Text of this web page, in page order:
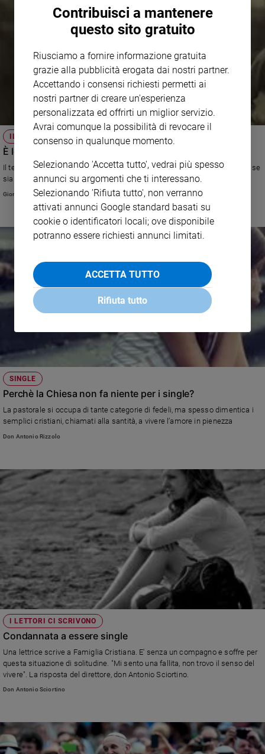
Pubblicità
Redazione
IL TEOLOGO
È lecita l’intimità fisica tra coniugi anziani?
Il teologo Giordano Muraro risponde alla lettera di una coppia che chiede se
sia moralmente lecito il gesto dell’intimità fisica quando si è anziani
Giordano Muraro
SINGLE
Perchè la Chiesa non fa niente per i single?
La pastorale si occupa di tante categorie di fedeli, ma spesso dimentica i
semplici cristiani, chiamati alla santità, a vivere l’amore in pienezza
Don Antonio Rizzolo
I LETTORI CI SCRIVONO
Condannata a essere single
Una lettrice scrive a Famiglia Cristiana. E' senza un compagno e soffre per
questa situazione di solitudine. "Mi sento una fallita, non trovo il senso del
vivere". La risposta del direttore, don Antonio Sciortino.
Don Antonio Sciortino
Contribuisci a mantenere
questo sito gratuito
Riusciamo a fornire informazione gratuita
grazie alla pubblicità erogata dai nostri partner.
Accettando i consensi richiesti permetti ai
nostri partner di creare un'esperienza
personalizzata ed offrirti un miglior servizio.
Avrai comunque la possibilità di revocare il
consenso in qualunque momento.
Selezionando 'Accetta tutto', vedrai più spesso
annunci su argomenti che ti interessano.
Selezionando 'Rifiuta tutto', non verranno
attivati annunci Google standard basati su
cookie o identificatori locali; ove disponibile
potranno essere richiesti annunci limitati.
ACCETTA TUTTO
Rifiuta tutto